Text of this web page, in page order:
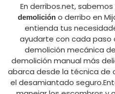
En derribos.net,
demolicióno derribo en
entienda tus
ayudarte con cada paso
demolición mecánica
demolición manual más
abarca desde la técnica de
el desamiantado